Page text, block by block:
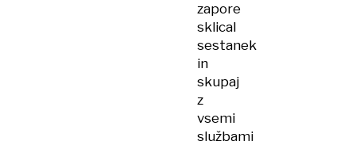
zapore
sklical
sestanek
in
skupaj
z
vsemi
službami